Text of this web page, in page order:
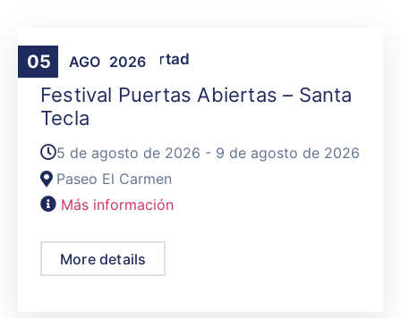
05 AGO 2026
Agenda, La Libertad
Festival Puertas Abiertas – Santa
Tecla
5 de agosto de 2026 - 9 de agosto de 2026
Paseo El Carmen
Más información
More details